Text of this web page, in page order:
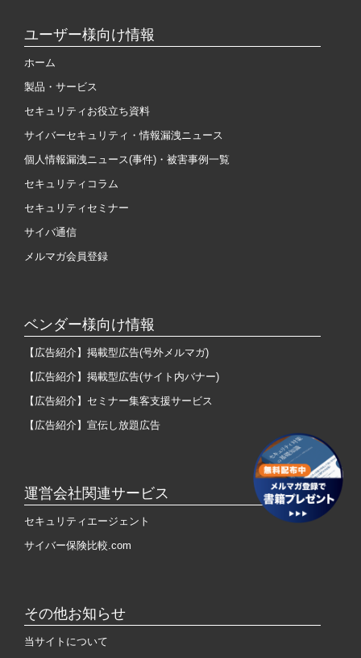
ユーザー様向け情報
ホーム
製品・サービス
セキュリティお役立ち資料
サイバーセキュリティ・情報漏洩ニュース
個人情報漏洩ニュース(事件)・被害事例一覧
セキュリティコラム
セキュリティセミナー
サイバ通信
メルマガ会員登録
ベンダー様向け情報
【広告紹介】掲載型広告(号外メルマガ)
【広告紹介】掲載型広告(サイト内バナー)
【広告紹介】セミナー集客支援サービス
【広告紹介】宣伝し放題広告
運営会社関連サービス
セキュリティエージェント
サイバー保険比較.com
その他お知らせ
当サイトについて